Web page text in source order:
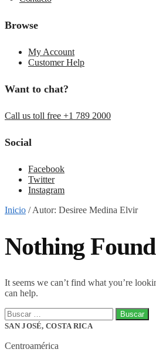
Browse
My Account
Customer Help
Want to chat?
Call us toll free +1 789 2000
Social
Facebook
Twitter
Instagram
Inicio /Autor: Desiree Medina Elvir
Nothing Found
It seems we can’t find what you’re
can help.
Buscar:
SAN JOSÉ, COSTA RICA
Centroamérica